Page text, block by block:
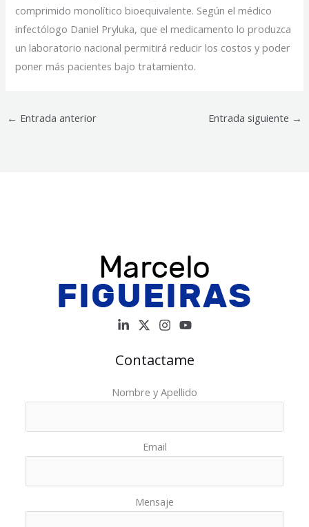
comprimido monolítico bioequivalente. Según el médico
infectólogo Daniel Pryluka, que el medicamento lo produzca
un laboratorio nacional permitirá reducir los costos y poder
poner más pacientes bajo tratamiento.
← Entrada anterior Entrada siguiente →
Contactame
Nombre y Apellido
Email
Mensaje